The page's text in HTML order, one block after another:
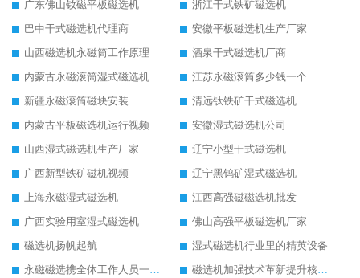
广东佛山钕磁平板磁选机
浙江干式铁矿磁选机
巴中干式磁选机代理商
安徽平板磁选机生产厂家
山西磁选机永磁筒工作原理
酒泉干式磁选机厂商
内蒙古永磁滚筒湿式磁选机
江苏永磁滚筒多少钱一个
新疆永磁滚筒磁块安装
清远钛铁矿干式磁选机
内蒙古平板磁选机运行视频
安徽湿式磁选机公司
山西湿式磁选机生产厂家
辽宁小型干式磁选机
广西新型铁矿磁机视频
辽宁黑钨矿湿式磁选机
上海永磁湿式磁选机
江西高强磁磁选机批发
广西实验用室湿式磁选机
佛山高强平板磁选机厂家
磁选机扬帆起航
湿式磁选机行业里的精英设备
永磁磁选携全体工作人员一起闯
磁选机加强技术革新提升核心竞争力